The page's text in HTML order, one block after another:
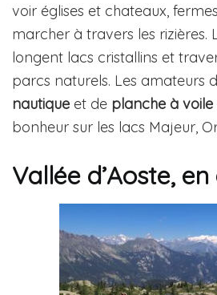
voir églises et chateaux,
marcher à travers les rizières.
longent lacs cristallins et
parcs naturels. Les amateurs
nautique et de planche à voile
bonheur sur les lacs Majeur,
Vallée d’Aoste,